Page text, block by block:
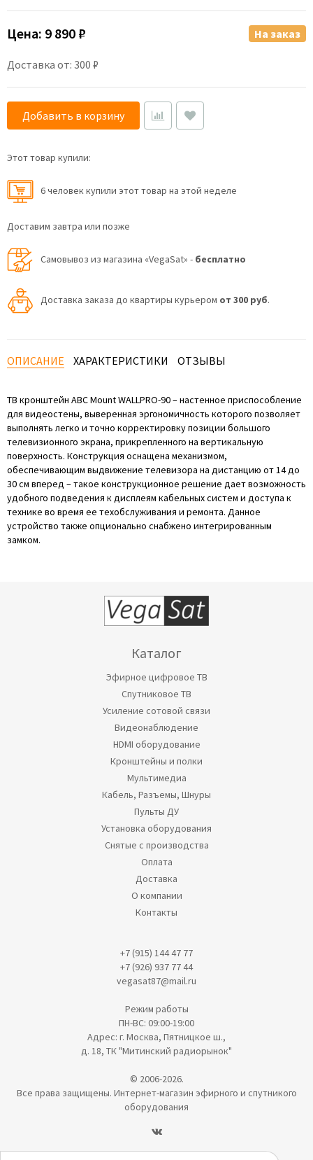
Цена: 9 890 ₽
Доставка от: 300 ₽
На заказ
Добавить в корзину
Этот товар купили:
6 человек купили этот товар на этой неделе
Доставим завтра или позже
Самовывоз из магазина «VegaSat» - бесплатно
Доставка заказа до квартиры курьером от 300 руб.
ОПИСАНИЕ ХАРАКТЕРИСТИКИ ОТЗЫВЫ
ТВ кронштейн ABC Mount WALLPRO-90 – настенное приспособление
для видеостены, выверенная эргономичность которого позволяет
выполнять легко и точно корректировку позиции большого
телевизионного экрана, прикрепленного на вертикальную
поверхность. Конструкция оснащена механизмом,
обеспечивающим выдвижение телевизора на дистанцию от 14 до
30 см вперед – такое конструкционное решение дает возможность
удобного подведения к дисплеям кабельных систем и доступа к
технике во время ее техобслуживания и ремонта. Данное
устройство также опционально снабжено интегрированным
замком.
Каталог
Эфирное цифровое ТВ
Спутниковое ТВ
Усиление сотовой связи
Видеонаблюдение
HDMI оборудование
Кронштейны и полки
Мультимедиа
Кабель, Разъемы, Шнуры
Пульты ДУ
Установка оборудования
Снятые с производства
Оплата
Доставка
О компании
Контакты
+7 (915) 144 47 77
+7 (926) 937 77 44
vegasat87@mail.ru
Режим работы
ПН-ВС: 09:00-19:00
Адрес: г. Москва, Пятницкое ш.,
д. 18, ТК "Митинский радиорынок"
© 2006-2026.
Все права защищены. Интернет-магазин эфирного и спутникого
оборудования